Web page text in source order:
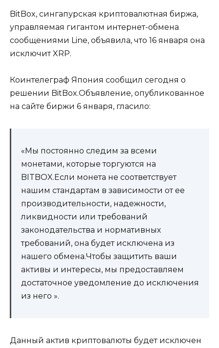
BitBox, сингапурская криптовалютная биржа,
управляемая гигантом интернет-обмена
сообщениями Line, объявила, что 16 января она
исключит XRP.
Коинтелеграф Япония сообщил сегодня о
решении BitBox.Объявление, опубликованное
на сайте биржи 6 января, гласило:
«Мы постоянно следим за всеми
монетами, которые торгуются на
BITBOX.Если монета не соответствует
нашим стандартам в зависимости от ее
производительности, надежности,
ликвидности или требований
законодательства и нормативных
требований, она будет исключена из
нашего обмена.Чтобы защитить ваши
активы и интересы, мы предоставляем
достаточное уведомление до исключения
из него ».
Данный актив криптовалюты будет исключен